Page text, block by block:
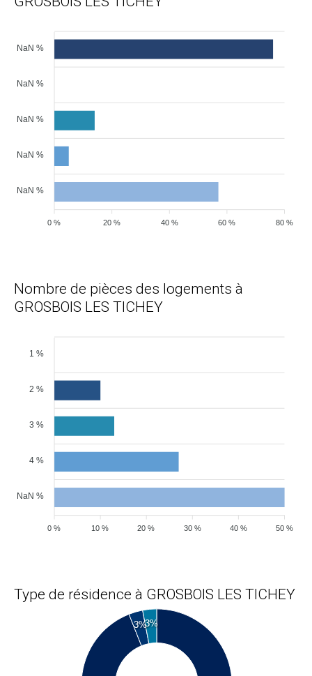
NaN %
NaN %
NaN %
NaN %
NaN %
80 %
60 %
40 %
20 %
0 %
Nombre de pièces des logements à
GROSBOIS LES TICHEY
1 %
2 %
3 %
4 %
NaN %
50 %
40 %
30 %
20 %
10 %
0 %
Type de résidence à GROSBOIS LES TICHEY
3%3%